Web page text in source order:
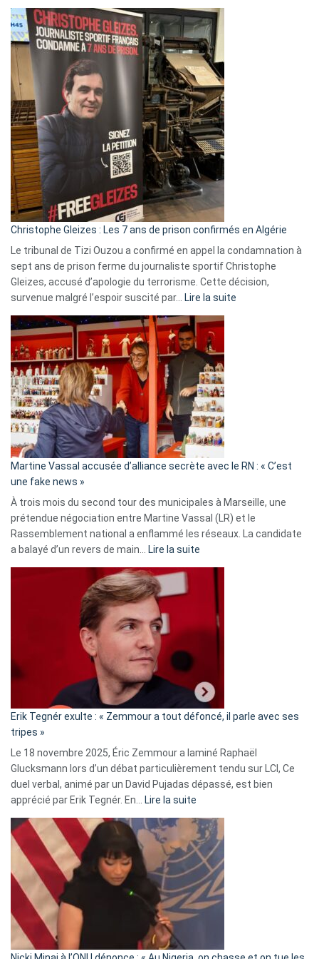
Eurovision
2026
:
Pays-
Bas,
Espagne,
Irlande
et
Slovénie
rejettent
la
présence
d’Israël
Christophe Gleizes : Les 7 ans de prison confirmés en Algérie
Le tribunal de Tizi Ouzou a confirmé en appel la condamnation à
sept ans de prison ferme du journaliste sportif Christophe
Gleizes, accusé d’apologie du terrorisme. Cette décision,
survenue malgré l’espoir suscité par…
Lire la suite
Algérie
Martine Vassal accusée d’alliance secrète avec le RN : « C’est
une fake news »
À trois mois du second tour des municipales à Marseille, une
prétendue négociation entre Martine Vassal (LR) et le
Rassemblement national a enflammé les réseaux. La candidate
a balayé d’un revers de main…
Lire la suite
d’alliance
secrète
«
C’est
fake
news
»
Erik Tegnér exulte : « Zemmour a tout défoncé, il parle avec ses
tripes »
Le 18 novembre 2025, Éric Zemmour a laminé Raphaël
Glucksmann lors d’un débat particulièrement tendu sur LCI, Ce
duel verbal, animé par un David Pujadas dépassé, est bien
apprécié par Erik Tegnér. En…
Lire la suite
Tegnér
exulte
« Zemmour
a
tout
parle